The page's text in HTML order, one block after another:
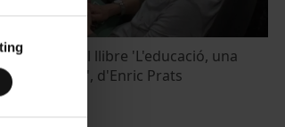
del llibre 'L'educació, una
d'estat', d'Enric Prats
2013